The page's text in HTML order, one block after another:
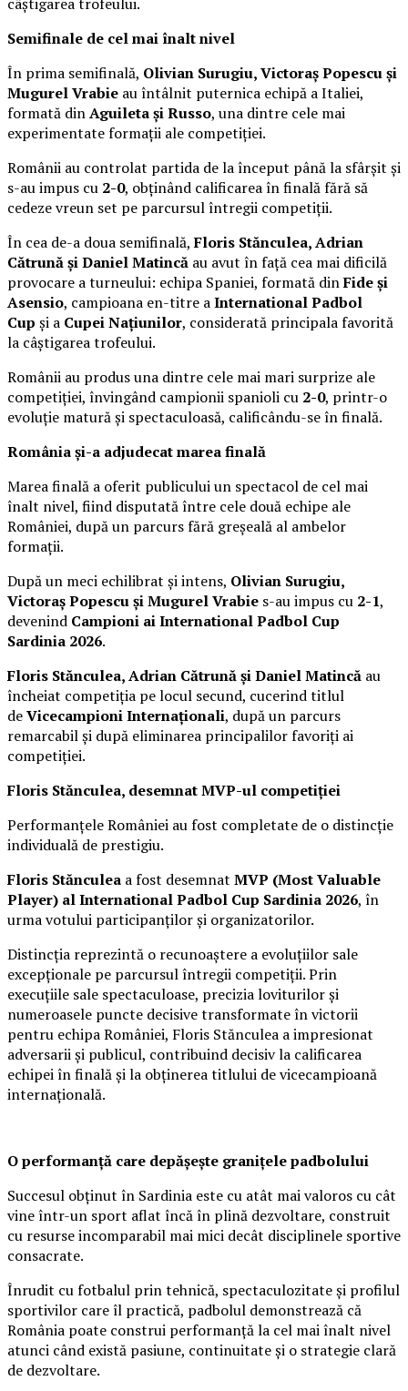
Semifinale de cel mai înalt nivel
În prima semifinală, Olivian Surugiu, Victoraș Popescu și
Mugurel Vrabie au întâlnit puternica echipă a Italiei,
formată dinAguileta și Russo, una dintre cele mai
experimentate formații ale competiției.
Românii au controlat partida de la început până la sfârșit și
s-au impus cu 2-0, obținând calificarea în finală fără să
cedeze vreun set pe parcursul întregii competiții.
În cea de-a doua semifinală,Floris Stănculea, Adrian
Cătrună și Daniel Matincă au avut în față cea mai dificilă
provocare a turneului: echipa Spaniei, formată dinFide și
Asensio, campioana en-titre aInternational Padbol
Cup și a Cupei Națiunilor, considerată principala favorită
la câștigarea trofeului.
Românii au produs una dintre cele mai mari surprize ale
competiției, învingând campionii spanioli cu 2-0, printr-o
evoluție matură și spectaculoasă, calificându-se în finală.
România și-a adjudecat marea finală
Marea finală a oferit publicului un spectacol de cel mai
înalt nivel, fiind disputată între cele două echipe ale
României, după un parcurs fără greșeală al ambelor
formații.
După un meci echilibrat și intens, Olivian Surugiu,
Victoraș Popescu și Mugurel Vrabie s-au impus cu 2-1,
devenind Campioni ai International Padbol Cup
Sardinia 2026.
Floris Stănculea, Adrian Cătrună și Daniel Matincă au
încheiat competiția pe locul secund, cucerind titlul
deVicecampioni Internaționali, după un parcurs
remarcabil și după eliminarea principalilor favoriți ai
competiției.
Floris Stănculea, desemnat MVP-ul competiției
Performanțele României au fost completate de o distincție
individuală de prestigiu.
Floris Stănculea a fost desemnat MVP (Most Valuable
Player) al International Padbol Cup Sardinia 2026, în
urma votului participanților și organizatorilor.
Distincția reprezintă o recunoaștere a evoluțiilor sale
excepționale pe parcursul întregii competiții. Prin
execuțiile sale spectaculoase, precizia loviturilor și
numeroasele puncte decisive transformate în victorii
pentru echipa României, Floris Stănculea a impresionat
adversarii și publicul, contribuind decisiv la calificarea
echipei în finală și la obținerea titlului de vicecampioană
internațională.
O performanță care depășește granițele padbolului
Succesul obținut în Sardinia este cu atât mai valoros cu cât
vine într-un sport aflat încă în plină dezvoltare, construit
cu resurse incomparabil mai mici decât disciplinele sportive
consacrate.
Înrudit cu fotbalul prin tehnică, spectaculozitate și profilul
sportivilor care îl practică, padbolul demonstrează că
România poate construi performanță la cel mai înalt nivel
atunci când există pasiune, continuitate și o strategie clară
de dezvoltare.